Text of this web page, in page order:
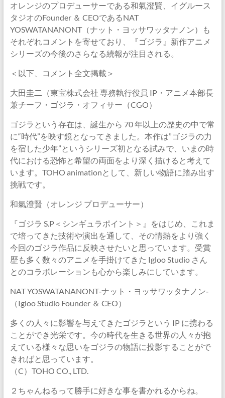
オレンジのプロデューサーである和氣澄賢、イグルース
タジオのFounder ＆ CEOであるNAT
YOSWATANANONT（ナット・ヨッサワッタナノン）も
それぞれコメントを寄せており、『ゴジラ』新作アニメ
シリーズの今後のさらなる続報が注目される。
＜以下、コメント全文掲載＞
大田圭二（東宝株式会社 専務執行役員 IP・アニメ本部長
兼チーフ・ゴジラ・オフィサー（CGO）
ゴジラという存在は、誕生から 70 年以上の歴史の中で常
に“時代”を映す鏡となってきました。本作は”ゴジラの力
を宿した少年”というシリーズ初となる試みで、いまの時
代における恐怖と希望の両面をより深く描けると考えて
います。TOHO animationとして、新しい物語に踏み出す
挑戦です。
和氣澄賢（オレンジ プロデューサー）
『ゴジラ S.P＜シンギュラポイント＞』をはじめ、これま
で培ってきた技術や演出を通して、その情熱をより強く
今回のゴジラ作品に反映させたいと思っています。受賞
歴も多く数々のアニメを手掛けてきた Igloo Studio さん
とのコラボレーションも心から楽しみにしています。
NAT YOSWATANANONT‐ナット・ヨッサワッタナノン‐
（Igloo Studio Founder ＆ CEO）
多くの人々に影響を与えてきたゴジラという IP に携わる
ことができ光栄です。今の時代を生きる世界の人々が抱
えている様々な思いをゴジラの物語に投影することがで
きればと思っています。
（C）TOHO CO., LTD.
２ちゃんねるって勝手に好きな事を書かれるからね。